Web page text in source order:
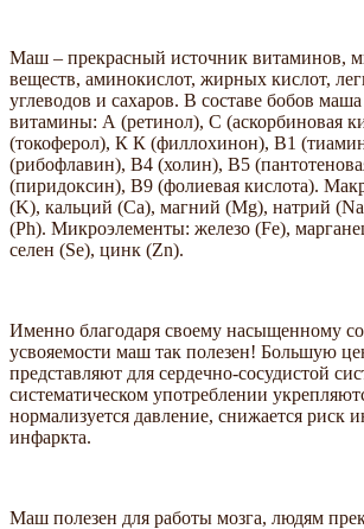
Маш – прекрасный источник витаминов,
веществ, аминокислот, жирных кислот,
углеводов и сахаров. В составе бобов
витамины: А (ретинол), С (аскорбиновая
(токоферол), К К (филлохинон), В1
(рибофлавин), В4 (холин), В5
(пиридоксин), В9 (фолиевая кислота).
(K), кальций (Ca), магний (Mg), натрий
(Ph). Микроэлементы: железо (Fe),
селен (Se), цинк (Zn).
Именно благодаря своему насыщенному
усвояемости маш так полезен! Большую
представляют для сердечно-сосудистой
систематическом употреблении
нормализуется давление, снижается риск
инфаркта.
Маш полезен для работы мозга, людям